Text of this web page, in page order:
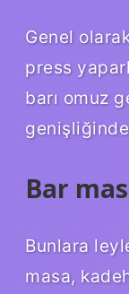
Genel
press
barı omuz
Bar
Bunlara
masa,